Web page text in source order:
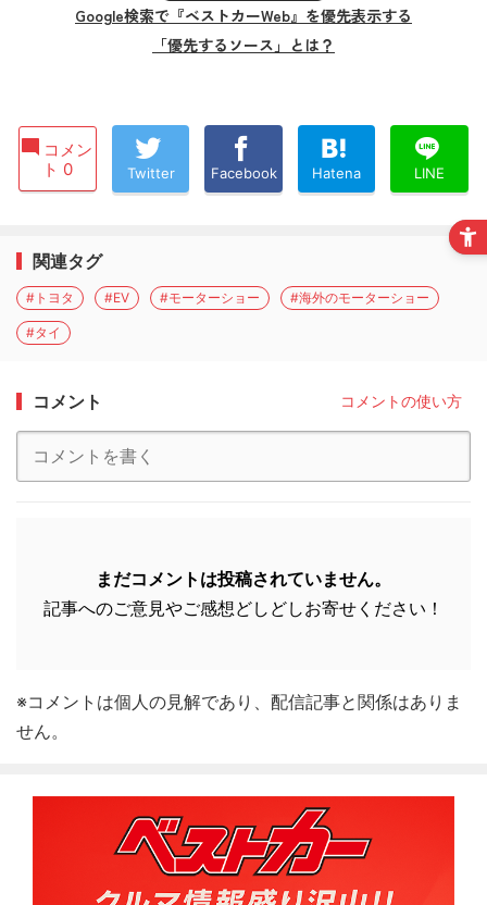
Google検索で『ベストカーWeb』を優先表示する
「優先するソース」とは？
コメン
ト 0
Twitter Facebook Hatena LINE
関連タグ
#トヨタ #EV #モーターショー #海外のモーターショー
#タイ
コメント コメントの使い方
まだコメントは投稿されていません。
記事へのご意見やご感想どしどしお寄せください！
※コメントは個人の見解であり、配信記事と関係はありま
せん。